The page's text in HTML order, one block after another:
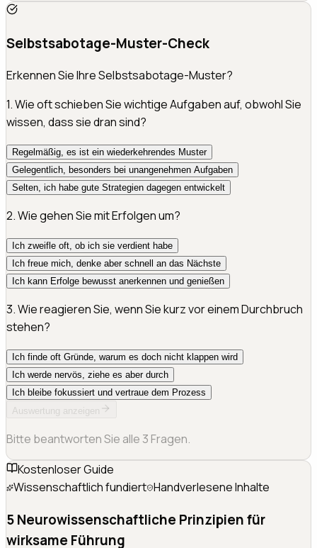
Selbstsabotage-Muster-Check
Erkennen Sie Ihre Selbstsabotage-Muster?
1.Wie oft schieben Sie wichtige Aufgaben auf, obwohl Sie
wissen, dass sie dran sind?
Regelmäßig, es ist ein wiederkehrendes Muster
Gelegentlich, besonders bei unangenehmen Aufgaben
Selten, ich habe gute Strategien dagegen entwickelt
2.Wie gehen Sie mit Erfolgen um?
Ich zweifle oft, ob ich sie verdient habe
Ich freue mich, denke aber schnell an das Nächste
Ich kann Erfolge bewusst anerkennen und genießen
3.Wie reagieren Sie, wenn Sie kurz vor einem Durchbruch
stehen?
Ich finde oft Gründe, warum es doch nicht klappen wird
Ich werde nervös, ziehe es aber durch
Ich bleibe fokussiert und vertraue dem Prozess
Auswertung anzeigen
Bitte beantworten Sie alle 3 Fragen.
Kostenloser Guide
Wissenschaftlich fundiert Handverlesene Inhalte
5 Neurowissenschaftliche Prinzipien für
wirksame Führung